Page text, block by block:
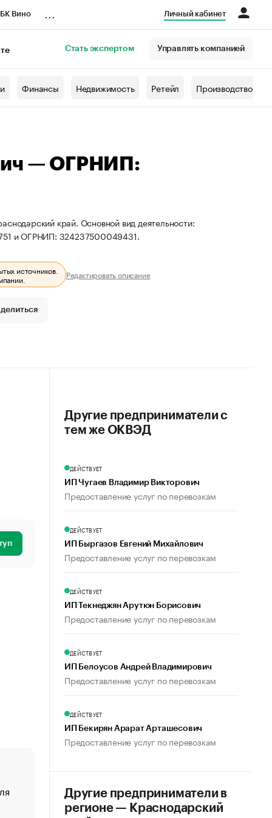
Вино Личный кабинет
Стать экспертом Управлять компанией
Финансы Недвижимость Ретейл Производство
— ОГРНИП:
край. Основной вид деятельности:
и ОГРНИП: 324237500049431.
источников.
Редактировать описание
«От спорта тело стареет иначе». Как живет глава
создавшей GTA
Другие предприниматели с
тем же ОКВЭД
ДЕЙСТВУЕТ
ИП Чугаев Владимир Викторович
Предоставление услуг по перевозкам
ДЕЙСТВУЕТ
ИП Быргазов Евгений Михайлович
Предоставление услуг по перевозкам
ДЕЙСТВУЕТ
ИП Текнеджян Арутюн Борисович
Предоставление услуг по перевозкам
ДЕЙСТВУЕТ
ИП Белоусов Андрей Владимирович
Предоставление услуг по перевозкам
ДЕЙСТВУЕТ
ИП Бекирян Арарат Арташесович
Предоставление услуг по перевозкам
Другие предприниматели в
регионе — Краснодарский